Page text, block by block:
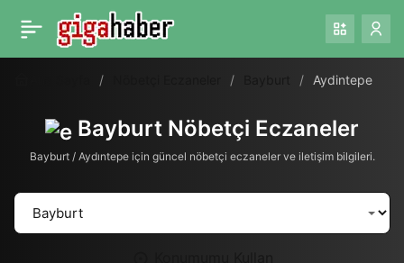
Aydintepe
Bayburt Nöbetçi Eczaneler
Bayburt / Aydıntepe için güncel nöbetçi eczaneler ve iletişim bilgileri.